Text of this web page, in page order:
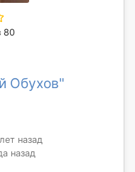
80
Обухов"
назад
назад